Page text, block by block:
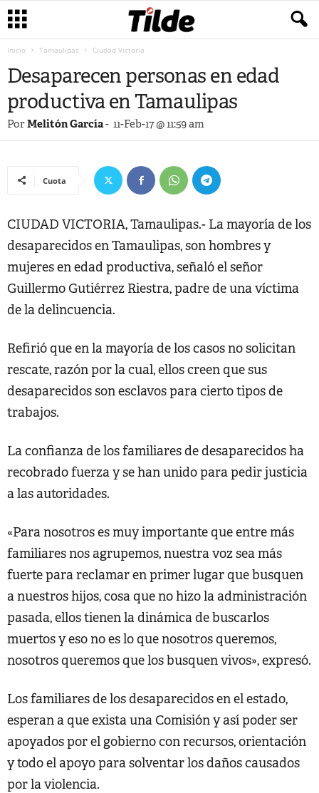
Inicio Tamaulipas Ciudad Victoria
Desaparecen personas en edad
productiva en Tamaulipas
PorMelitón García- 11-Feb-17 @ 11:59 am
Cuota
CIUDAD VICTORIA, Tamaulipas.- La mayoría de los
desaparecidos en Tamaulipas, son hombres y
mujeres en edad productiva, señaló el señor
Guillermo Gutiérrez Riestra, padre de una víctima
de la delincuencia.
Refirió que en la mayoría de los casos no solicitan
rescate, razón por la cual, ellos creen que sus
desaparecidos son esclavos para cierto tipos de
trabajos.
La confianza de los familiares de desaparecidos ha
recobrado fuerza y se han unido para pedir justicia
a las autoridades.
«Para nosotros es muy importante que entre más
familiares nos agrupemos, nuestra voz sea más
fuerte para reclamar en primer lugar que busquen
a nuestros hijos, cosa que no hizo la administración
pasada, ellos tienen la dinámica de buscarlos
muertos y eso no es lo que nosotros queremos,
nosotros queremos que los busquen vivos», expresó.
Los familiares de los desaparecidos en el estado,
esperan a que exista una Comisión y así poder ser
apoyados por el gobierno con recursos, orientación
y todo el apoyo para solventar los daños causados
por la violencia.